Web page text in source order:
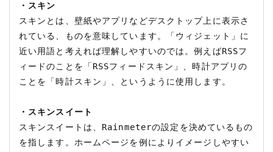
・スキン
スキンとは、壁紙やアプリなどデスクトップ上に表示さ
れている、ものを意味しています。「ウィジェット」に
近い用語と考えれば理解しやすいのでは。例えばRSSフ
ィードのことを「RSSフィードスキン」、時計アプリの
ことを「時計スキン」、というように使用します。
・スキンスイート
スキンスイートは、Rainmeterの設定を決めているもの
を指します。ホームページを例によりイメージしやすい